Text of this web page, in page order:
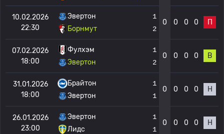
10.02.2026
22:30
Эвертон
Борнмут
1
2
0 0 0 0 П
07.02.2026
18:00
Фулхэм
Эвертон
1
2
0 0 0 0 В
31.01.2026
18:00
Брайтон
Эвертон
1
1
0 0 0 0 Н
26.01.2026
23:00
Эвертон
Лидс
1
1
0 0 0 0 Н